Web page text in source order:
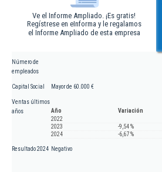
Ve el Informe Ampliado. ¡Es gratis!
Regístrese en eInforma y le regalamos
el Informe Ampliado de esta empresa
Número de
empleados
Capital Social Mayor de 60.000 €
Ventas últimos
años
Año
Variación
2022
2023
-9,54 %
2024
-6,67 %
Resultado 2024 Negativo